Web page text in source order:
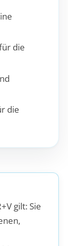
die
die
gilt: Sie